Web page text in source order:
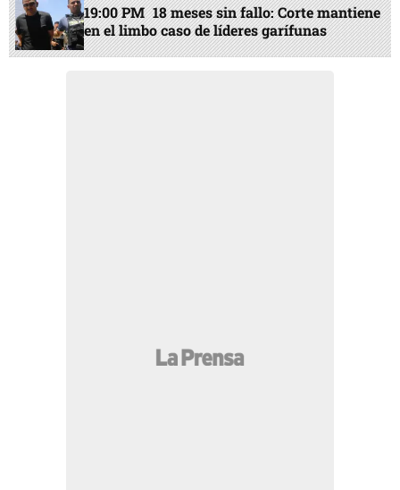
19:00 PM 18 meses sin fallo: Corte mantiene
en el limbo caso de líderes garífunas